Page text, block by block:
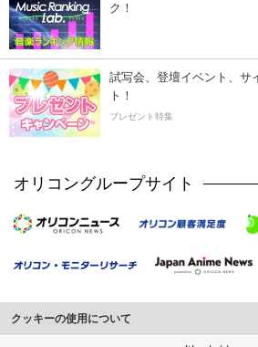
ク！
試写会、登壇イベント、サ
ト！
プレゼント特集
オリコングループサイト
クッキーの使用について